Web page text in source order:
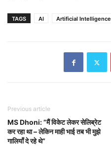
TAGS AI Artificial Intelligence
Previous article
MS Dhoni: ”मैं विकेट लेकर सेलिब्रेट
कर रहा था – लेकिन माही भाई तब भी मुझे
गालियाँ दे रहे थे”